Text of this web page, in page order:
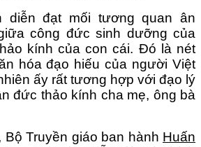
diễn đạt mối tương quan ân
công đức sinh dưỡng của
kính của con cái. Đó là nét
hóa đạo hiếu của người Việt
ấy rất tương hợp với đạo lý
đức thảo kính cha mẹ, ông bà
Bộ Truyền giáo ban hành Huấn